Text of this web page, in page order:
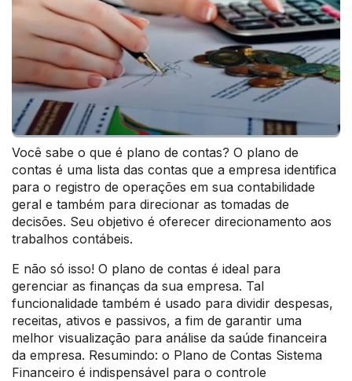
Você sabe o que é plano de contas? O plano de
contas é uma lista das contas que a empresa identifica
para o registro de operações em sua contabilidade
geral e também para direcionar as tomadas de
decisões. Seu objetivo é oferecer direcionamento aos
trabalhos contábeis.
E não só isso! O plano de contas é ideal para
gerenciar as finanças da sua empresa. Tal
funcionalidade também é usado para dividir despesas,
receitas, ativos e passivos, a fim de garantir uma
melhor visualização para análise da saúde financeira
da empresa. Resumindo: o Plano de Contas Sistema
Financeiro é indispensável para o controle